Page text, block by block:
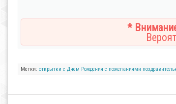
*
Метки: открытки с Днем Рождения с пожеланиями